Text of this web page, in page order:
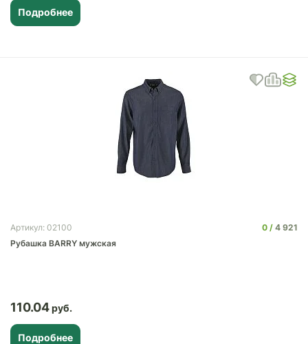
Подробнее
Артикул: 02100 0
4 921
Рубашка BARRY мужская
110.04
Подробнее